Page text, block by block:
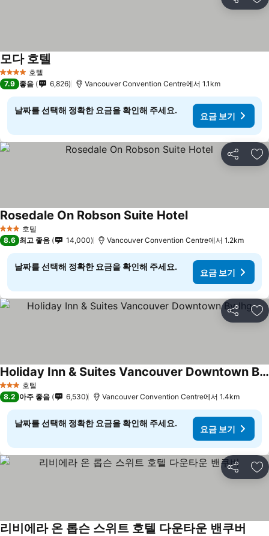
공유 즐
4 성급 호텔
모다 호텔
7.9 좋음 6,826 Vancouver Convention Centre에서 1.1km
날짜를 선택해 정확한 요금을 확인해 주세요.
요금 보기
공유 즐
3 성급 호텔
Rosedale On Robson Suite Hotel
8.6 최고 좋음 14,000 Vancouver Convention Centre에서 1.2km
날짜를 선택해 정확한 요금을 확인해 주세요.
요금 보기
공유 즐
3 성급 호텔
Holiday Inn & Suites Vancouver Downtown By Ihg
8.2 아주 좋음 6,530 Vancouver Convention Centre에서 1.4km
날짜를 선택해 정확한 요금을 확인해 주세요.
요금 보기
공유 즐
리비에라 온 롭슨 스위트 호텔 다운타운 밴쿠버